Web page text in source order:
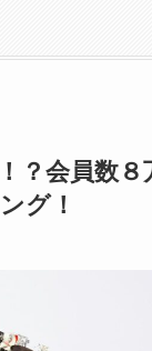
？会員数
グ！